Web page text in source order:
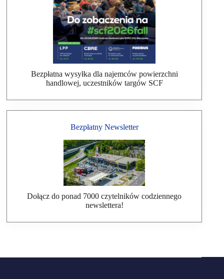
Bezpłatna wysyłka dla najemców powierzchni
handlowej, uczestników targów SCF
Bezpłatny Newsletter
Dołącz do ponad 7000 czytelników codziennego
newslettera!